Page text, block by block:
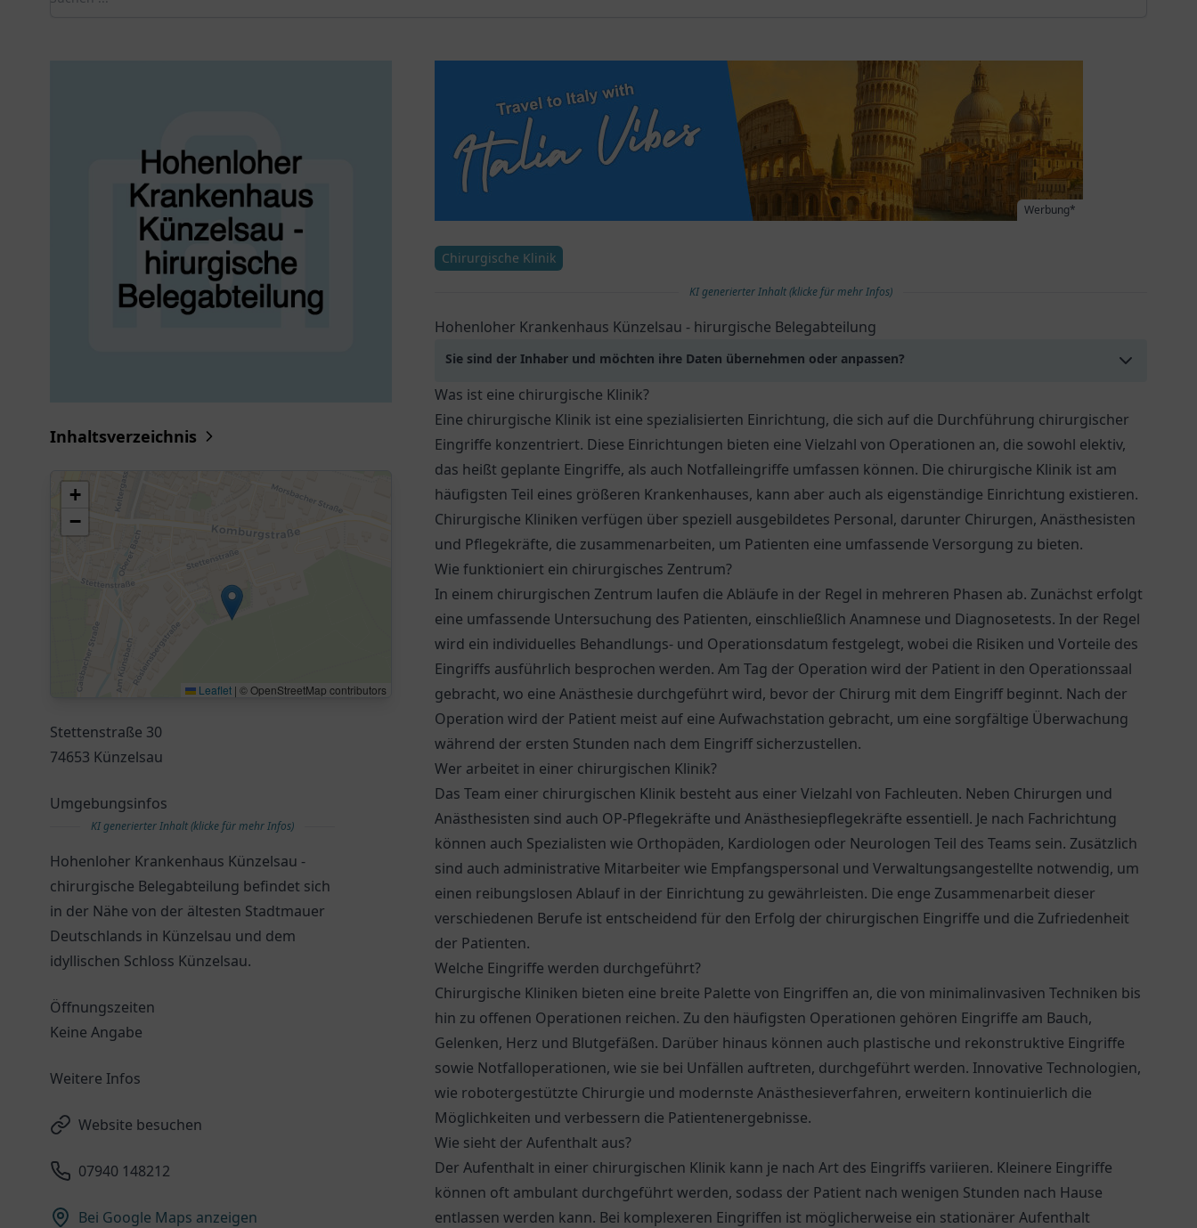
Inhaltsverzeichnis
+
−
Leaflet | © OpenStreetMap contributors
Stettenstraße 30
74653 Künzelsau
Umgebungsinfos
KI generierter Inhalt (klicke für mehr Infos)
Hohenloher Krankenhaus Künzelsau -
chirurgische Belegabteilung befindet sich
in der Nähe von der ältesten Stadtmauer
Deutschlands in Künzelsau und dem
idyllischen Schloss Künzelsau.
Öffnungszeiten
Keine Angabe
Weitere Infos
Website besuchen
07940 148212
Bei Google Maps anzeigen
Werbung*
Chirurgische Klinik
KI generierter Inhalt (klicke für mehr Infos)
Hohenloher Krankenhaus Künzelsau - hirurgische Belegabteilung
Sie sind der Inhaber und möchten ihre Daten übernehmen oder anpassen?
Was ist eine chirurgische Klinik?
Eine chirurgische Klinik ist eine spezialisierten Einrichtung, die sich auf die Durchführung chirurgischer
Eingriffe konzentriert. Diese Einrichtungen bieten eine Vielzahl von Operationen an, die sowohl elektiv,
das heißt geplante Eingriffe, als auch Notfalleingriffe umfassen können. Die chirurgische Klinik ist am
häufigsten Teil eines größeren Krankenhauses, kann aber auch als eigenständige Einrichtung existieren.
Chirurgische Kliniken verfügen über speziell ausgebildetes Personal, darunter Chirurgen, Anästhesisten
und Pflegekräfte, die zusammenarbeiten, um Patienten eine umfassende Versorgung zu bieten.
Wie funktioniert ein chirurgisches Zentrum?
In einem chirurgischen Zentrum laufen die Abläufe in der Regel in mehreren Phasen ab. Zunächst erfolgt
eine umfassende Untersuchung des Patienten, einschließlich Anamnese und Diagnosetests. In der Regel
wird ein individuelles Behandlungs- und Operationsdatum festgelegt, wobei die Risiken und Vorteile des
Eingriffs ausführlich besprochen werden. Am Tag der Operation wird der Patient in den Operationssaal
gebracht, wo eine Anästhesie durchgeführt wird, bevor der Chirurg mit dem Eingriff beginnt. Nach der
Operation wird der Patient meist auf eine Aufwachstation gebracht, um eine sorgfältige Überwachung
während der ersten Stunden nach dem Eingriff sicherzustellen.
Wer arbeitet in einer chirurgischen Klinik?
Das Team einer chirurgischen Klinik besteht aus einer Vielzahl von Fachleuten. Neben Chirurgen und
Anästhesisten sind auch OP-Pflegekräfte und Anästhesiepflegekräfte essentiell. Je nach Fachrichtung
können auch Spezialisten wie Orthopäden, Kardiologen oder Neurologen Teil des Teams sein. Zusätzlich
sind auch administrative Mitarbeiter wie Empfangspersonal und Verwaltungsangestellte notwendig, um
einen reibungslosen Ablauf in der Einrichtung zu gewährleisten. Die enge Zusammenarbeit dieser
verschiedenen Berufe ist entscheidend für den Erfolg der chirurgischen Eingriffe und die Zufriedenheit
der Patienten.
Welche Eingriffe werden durchgeführt?
Chirurgische Kliniken bieten eine breite Palette von Eingriffen an, die von minimalinvasiven Techniken bis
hin zu offenen Operationen reichen. Zu den häufigsten Operationen gehören Eingriffe am Bauch,
Gelenken, Herz und Blutgefäßen. Darüber hinaus können auch plastische und rekonstruktive Eingriffe
sowie Notfalloperationen, wie sie bei Unfällen auftreten, durchgeführt werden. Innovative Technologien,
wie robotergestützte Chirurgie und modernste Anästhesieverfahren, erweitern kontinuierlich die
Möglichkeiten und verbessern die Patientenergebnisse.
Wie sieht der Aufenthalt aus?
Der Aufenthalt in einer chirurgischen Klinik kann je nach Art des Eingriffs variieren. Kleinere Eingriffe
können oft ambulant durchgeführt werden, sodass der Patient nach wenigen Stunden nach Hause
entlassen werden kann. Bei komplexeren Eingriffen ist möglicherweise ein stationärer Aufenthalt